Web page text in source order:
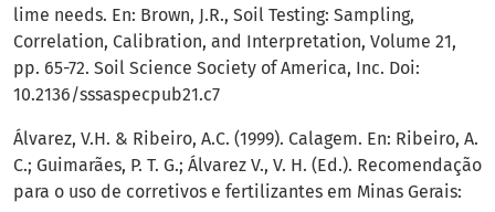
lime needs. En: Brown, J.R., Soil Testing: Sampling,
Correlation, Calibration, and Interpretation, Volume 21,
pp. 65-72. Soil Science Society of America, Inc. Doi:
10.2136/sssaspecpub21.c7
Álvarez, V.H. & Ribeiro, A.C. (1999). Calagem. En: Ribeiro, A.
C.; Guimarães, P. T. G.; Álvarez V., V. H. (Ed.). Recomendação
para o uso de corretivos e fertilizantes em Minas Gerais: